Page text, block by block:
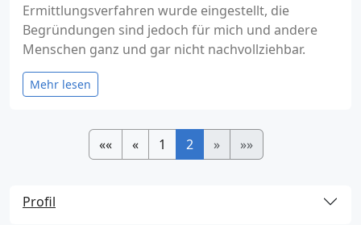
Ermittlungsverfahren wurde eingestellt, die
Begründungen sind jedoch für mich und andere
Menschen ganz und gar nicht nachvollziehbar.
Mehr lesen
«« « 1 2 » »»
Profil